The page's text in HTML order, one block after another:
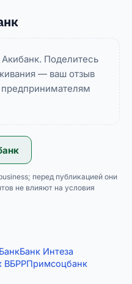
Поделитесь
— ваш отзыв
перед публикацией они
не влияют на условия
Банк Интеза
ВБРРПримсоцбанк